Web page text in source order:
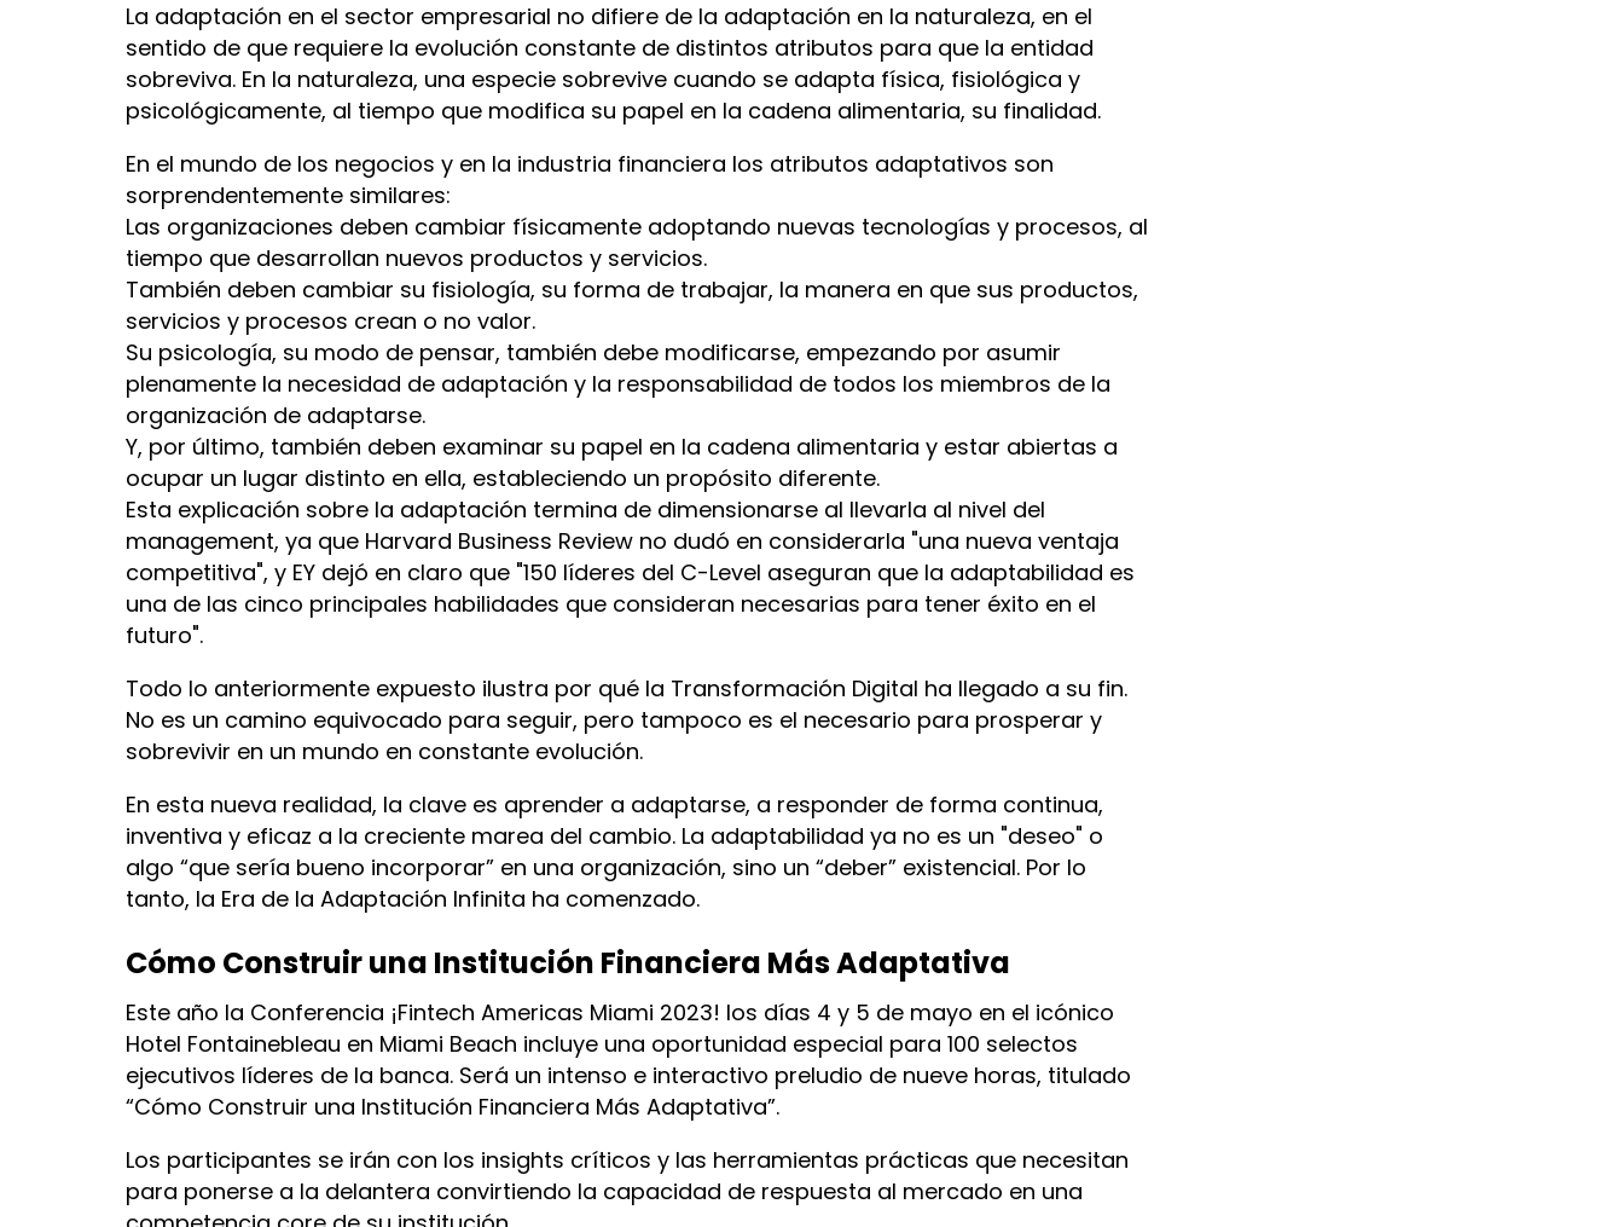
La adaptación en el sector empresarial no difiere de la adaptación en la naturaleza, en el
sentido de que requiere la evolución constante de distintos atributos para que la entidad
sobreviva. En la naturaleza, una especie sobrevive cuando se adapta física, fisiológica y
psicológicamente, al tiempo que modifica su papel en la cadena alimentaria, su finalidad.
En el mundo de los negocios y en la industria financiera los atributos adaptativos son
sorprendentemente similares:
Las organizaciones deben cambiar físicamente adoptando nuevas tecnologías y procesos, al
tiempo que desarrollan nuevos productos y servicios.
También deben cambiar su fisiología, su forma de trabajar, la manera en que sus productos,
servicios y procesos crean o no valor.
Su psicología, su modo de pensar, también debe modificarse, empezando por asumir
plenamente la necesidad de adaptación y la responsabilidad de todos los miembros de la
organización de adaptarse.
Y, por último, también deben examinar su papel en la cadena alimentaria y estar abiertas a
ocupar un lugar distinto en ella, estableciendo un propósito diferente.
Esta explicación sobre la adaptación termina de dimensionarse al llevarla al nivel del
management, ya que Harvard Business Review no dudó en considerarla "una nueva ventaja
competitiva", y EY dejó en claro que "150 líderes del C-Level aseguran que la adaptabilidad es
una de las cinco principales habilidades que consideran necesarias para tener éxito en el
futuro".
Todo lo anteriormente expuesto ilustra por qué la Transformación Digital ha llegado a su fin.
No es un camino equivocado para seguir, pero tampoco es el necesario para prosperar y
sobrevivir en un mundo en constante evolución.
En esta nueva realidad, la clave es aprender a adaptarse, a responder de forma continua,
inventiva y eficaz a la creciente marea del cambio. La adaptabilidad ya no es un "deseo" o
algo “que sería bueno incorporar” en una organización, sino un “deber” existencial. Por lo
tanto, la Era de la Adaptación Infinita ha comenzado.
Cómo Construir una Institución Financiera Más Adaptativa
Este año la Conferencia ¡Fintech Americas Miami 2023! los días 4 y 5 de mayo en el icónico
Hotel Fontainebleau en Miami Beach incluye una oportunidad especial para 100 selectos
ejecutivos líderes de la banca. Será un intenso e interactivo preludio de nueve horas, titulado
“Cómo Construir una Institución Financiera Más Adaptativa”.
Los participantes se irán con los insights críticos y las herramientas prácticas que necesitan
para ponerse a la delantera convirtiendo la capacidad de respuesta al mercado en una